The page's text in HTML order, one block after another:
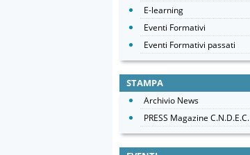
E-learning
Eventi Formativi
Eventi Formativi passati
STAMPA
Archivio News
PRESS Magazine C.N.D.E.C.